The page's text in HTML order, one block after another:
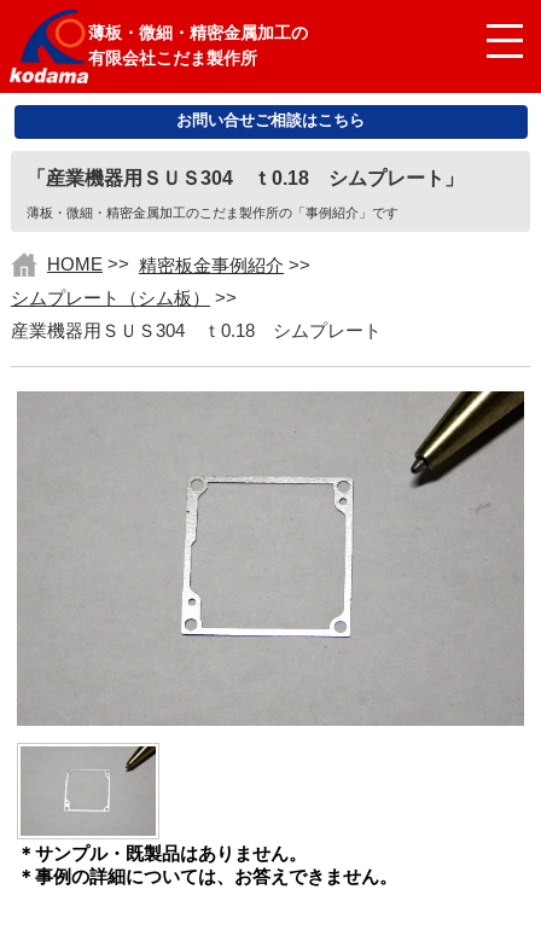
薄板・微細・精密金属加工の
有限会社こだま製作所
お問い合せご相談はこちら
「産業機器用ＳＵＳ304 ｔ0.18 シムプレート」
薄板・微細・精密金属加工のこだま製作所の「事例紹介」です
HOME >> 精密板金事例紹介 >>
シムプレート（シム板）
>>
産業機器用ＳＵＳ304 ｔ0.18 シムプレート
＊サンプル・既製品はありません。
＊事例の詳細については、お答えできません。